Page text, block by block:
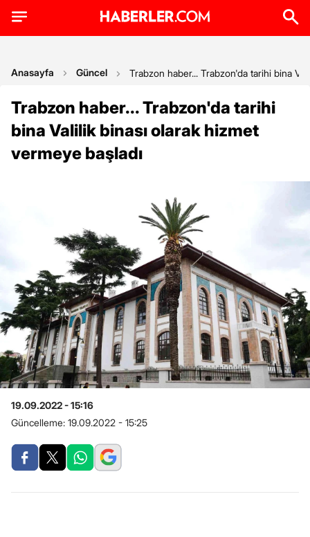
Anasayfa Güncel Trabzon haber... Trabzon'da tarihi bina
Trabzon haber... Trabzon'da tarihi
bina Valilik binası olarak hizmet
vermeye başladı
19.09.2022 - 15:16
Güncelleme: 19.09.2022 - 15:25